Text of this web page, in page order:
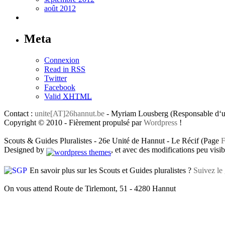
août 2012
Meta
Connexion
Read in RSS
Twitter
Facebook
Valid XHTML
Contact : unite[AT]26hannut.be - Myriam Lousberg (Responsable
Copyright © 2010 - Fièrement propulsé parWordpress !
Scouts & Guides Pluralistes - 26e Unité de Hannut - Le Récif (Page
Designed by
, et avec des modifications peu
En savoir plus sur les Scouts et Guides pluralistes ? Suivez le
On vous attend Route de Tirlemont, 51 - 4280 Hannut